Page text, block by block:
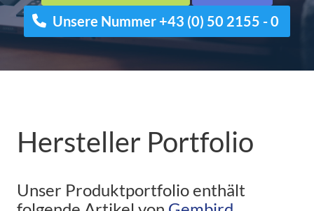
Unsere Nummer +43 (0) 50 2155 - 0
Hersteller Portfolio
Unser Produktportfolio enthält